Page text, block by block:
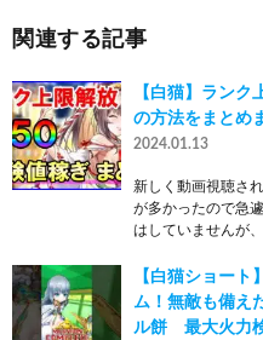
関連する記事
【白猫】ラン
の方法をまとめ
2024.01.13
新しく動画視聴さ
が多かったので急
はしていませんが
【白猫ショー
ム！無敵も備え
ル餅 最大火力